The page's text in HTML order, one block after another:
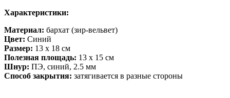
Характеристики:
Материал: бархат (зир-вельвет)
Цвет: Синий
Размер: 13 х 18 см
Полезная площадь: 13 х 15 см
Шнур: ПЭ, синий, 2.5 мм
Способ закрытия: затягивается в разные стороны